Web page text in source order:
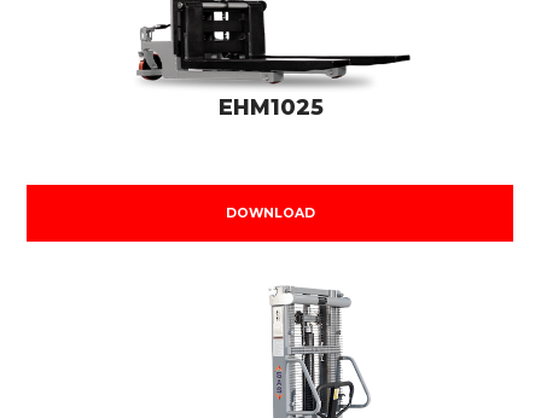
EHM1025
DOWNLOAD